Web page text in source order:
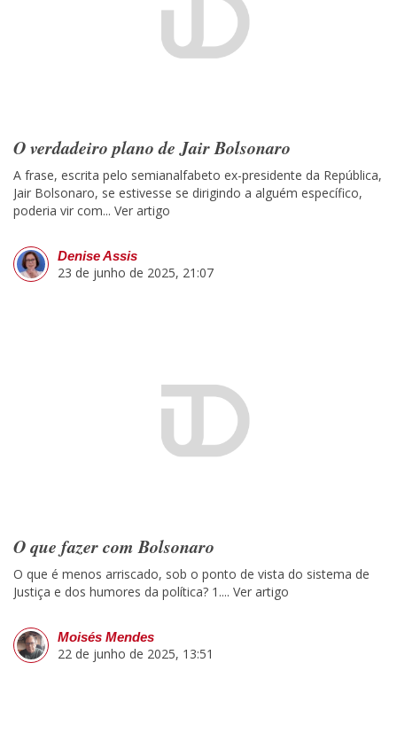
O verdadeiro plano de Jair Bolsonaro
A frase, escrita pelo semianalfabeto ex-presidente da República,
Jair Bolsonaro, se estivesse se dirigindo a alguém específico,
poderia vir com... Ver artigo
Denise Assis
23 de junho de 2025, 21:07
O que fazer com Bolsonaro
O que é menos arriscado, sob o ponto de vista do sistema de
Justiça e dos humores da política? 1.... Ver artigo
Moisés Mendes
22 de junho de 2025, 13:51